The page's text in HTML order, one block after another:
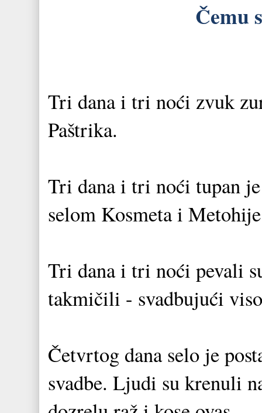
Čemu
Tri dana i tri noći zvuk
Paštrika.
Tri dana i tri noći tupan
selom Kosmeta i
Tri dana i tri noći pevali
takmičili - svadbujući
Četvrtog dana selo je
svadbe. Ljudi su krenuli